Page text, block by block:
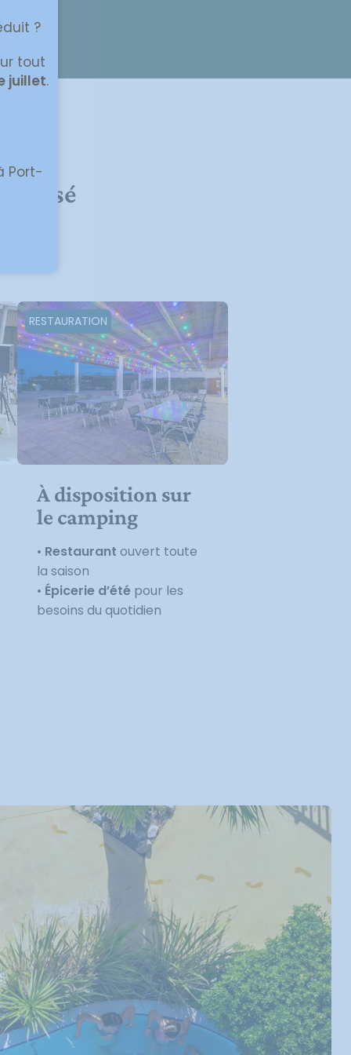
RESTAURATION
À disposition sur
le camping
• Restaurant ouvert toute
la saison
• Épicerie d’été pour les
besoins du quotidien
?
tout
juillet.
Port-